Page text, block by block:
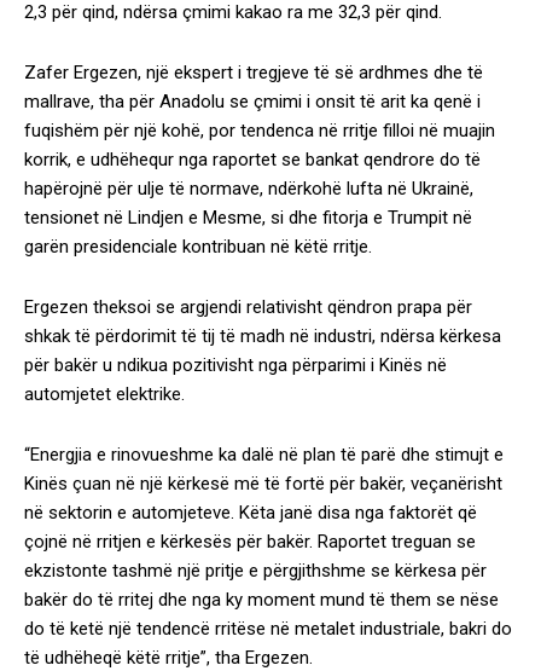
2,3 për qind, ndërsa çmimi kakao ra me 32,3 për qind.
Zafer Ergezen, një ekspert i tregjeve të së ardhmes dhe të
mallrave, tha për Anadolu se çmimi i onsit të arit ka qenë i
fuqishëm për një kohë, por tendenca në rritje filloi në muajin
korrik, e udhëhequr nga raportet se bankat qendrore do të
hapërojnë për ulje të normave, ndërkohë lufta në Ukrainë,
tensionet në Lindjen e Mesme, si dhe fitorja e Trumpit në
garën presidenciale kontribuan në këtë rritje.
Ergezen theksoi se argjendi relativisht qëndron prapa për
shkak të përdorimit të tij të madh në industri, ndërsa kërkesa
për bakër u ndikua pozitivisht nga përparimi i Kinës në
automjetet elektrike.
“Energjia e rinovueshme ka dalë në plan të parë dhe stimujt e
Kinës çuan në një kërkesë më të fortë për bakër, veçanërisht
në sektorin e automjeteve. Këta janë disa nga faktorët që
çojnë në rritjen e kërkesës për bakër. Raportet treguan se
ekzistonte tashmë një pritje e përgjithshme se kërkesa për
bakër do të rritej dhe nga ky moment mund të them se nëse
do të ketë një tendencë rritëse në metalet industriale, bakri do
të udhëheqë këtë rritje”, tha Ergezen.